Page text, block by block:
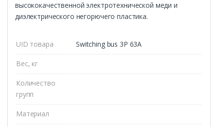
высококачественной электротехнической меди и
диэлектрического негорючего пластика.
UID товара Switching bus 3Р 63А
Вес, кг
Количество
групп
Материал